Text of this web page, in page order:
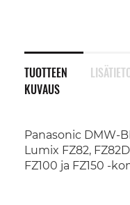
TUOTTEEN
KUVAUS
Panasonic DMW-
Lumix FZ82,
FZ100 ja FZ150 -